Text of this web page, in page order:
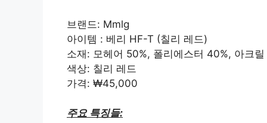
브랜드: Mmlg
아이템 : 베리 HF-T (칠리 레드)
소재: 모헤어 50%, 폴리에스터 40%, 아크릴
색상: 칠리 레드
가격: ₩45,000
주요 특징들: